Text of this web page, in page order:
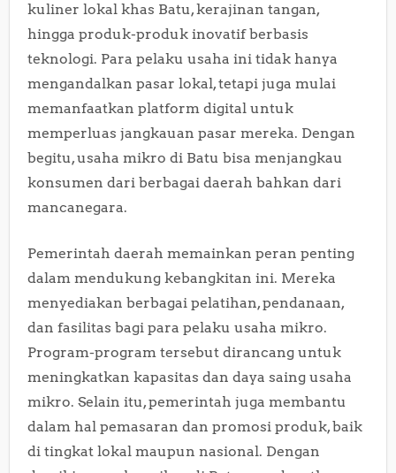
kuliner lokal khas Batu, kerajinan tangan,
hingga produk-produk inovatif berbasis
teknologi. Para pelaku usaha ini tidak hanya
mengandalkan pasar lokal, tetapi juga mulai
memanfaatkan platform digital untuk
memperluas jangkauan pasar mereka. Dengan
begitu, usaha mikro di Batu bisa menjangkau
konsumen dari berbagai daerah bahkan dari
mancanegara.
Pemerintah daerah memainkan peran penting
dalam mendukung kebangkitan ini. Mereka
menyediakan berbagai pelatihan, pendanaan,
dan fasilitas bagi para pelaku usaha mikro.
Program-program tersebut dirancang untuk
meningkatkan kapasitas dan daya saing usaha
mikro. Selain itu, pemerintah juga membantu
dalam hal pemasaran dan promosi produk, baik
di tingkat lokal maupun nasional. Dengan